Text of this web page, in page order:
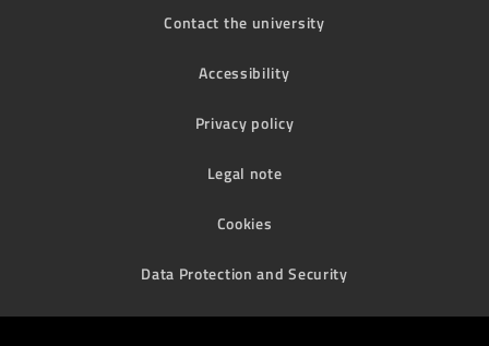
Contact the university
Accessibility
Privacy policy
Legal note
Cookies
Data Protection and Security